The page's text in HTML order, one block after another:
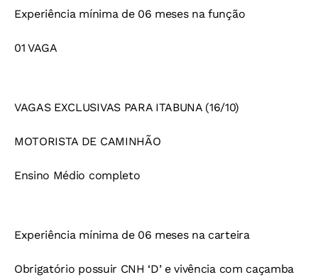
Experiência mínima de 06 meses na função
01 VAGA
VAGAS EXCLUSIVAS PARA ITABUNA (16/10)
MOTORISTA DE CAMINHÃO
Ensino Médio completo
Experiência mínima de 06 meses na carteira
Obrigatório possuir CNH ‘D’ e vivência com caçamba